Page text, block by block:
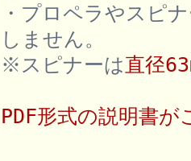
・プロペラやスピ
しません。
※スピナーは直径
PDF形式の説明書